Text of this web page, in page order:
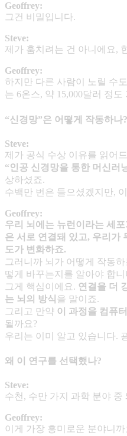
Geoffrey:
그건 비밀입니다.
Steve:
제가 훔치려는 건 아니에요,
Geoffrey:
하지만 다른 사람이 노릴 수
는 6온스, 약 15,000달러 정
“신경망”은 어떻게 작동하나?
Steve:
제가 공식 수상 이유를 읽어
“인공 신경망을 통한 머신러
상하셨죠.
수백만 번은 들으셨겠지만,
Geoffrey:
우리 뇌에는 뉴런이라는 세
은 서로 연결돼 있고, 우리가
도가 변화하죠.
그러니까 뇌가 어떻게 작동
떻게 바꾸는지를 알아야 합니
그게 핵심이에요. 연결을 더
는 뇌의 방식 을 말이죠.
그리고 만약 이 과정을 컴퓨
될까요?
우리는 이미 알고 있습니다.
왜 이 연구를 선택했나?
Steve:
수천, 수만 가지 과학 분야 중
Geoffrey:
이게 가장 흥미로운 분야니까